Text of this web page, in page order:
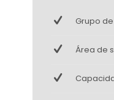
Grupo
Área de